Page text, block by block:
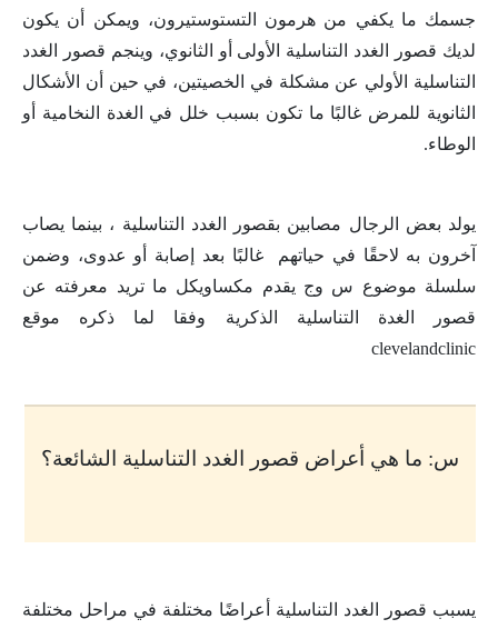
جسمك ما يكفي من هرمون التستوستيرون، ويمكن أن يكون
لديك قصور الغدد التناسلية الأولى أو الثانوي، وينجم قصور الغدد
التناسلية الأولي عن مشكلة في الخصيتين، في حين أن الأشكال
الثانوية للمرض غالبًا ما تكون بسبب خلل في الغدة النخامية أو
الوطاء.
يولد بعض الرجال مصابين بقصور الغدد التناسلية ، بينما يصاب
آخرون به لاحقًا في حياتهم غالبًا بعد إصابة أو عدوى، وضمن
سلسلة موضوع س وج يقدم مكساويكل ما تريد معرفته عن
قصور الغدة التناسلية الذكرية وفقا لما ذكره موقع
clevelandclinic
س: ما هي أعراض قصور الغدد التناسلية الشائعة؟
يسبب قصور الغدد التناسلية أعراضًا مختلفة في مراحل مختلفة